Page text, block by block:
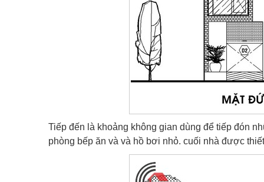
Tiếp đến là khoảng không gian dùng để tiếp đón
phòng bếp ăn và và hồ bơi nhỏ. cuối nhà được